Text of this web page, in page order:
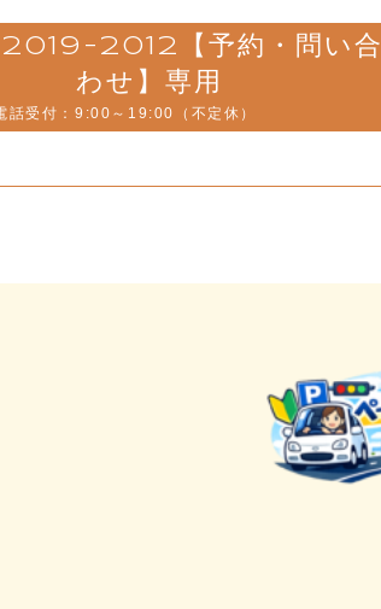
2012【予約・問い合
わせ】専用
話受付：9:00～19:00（不定休）